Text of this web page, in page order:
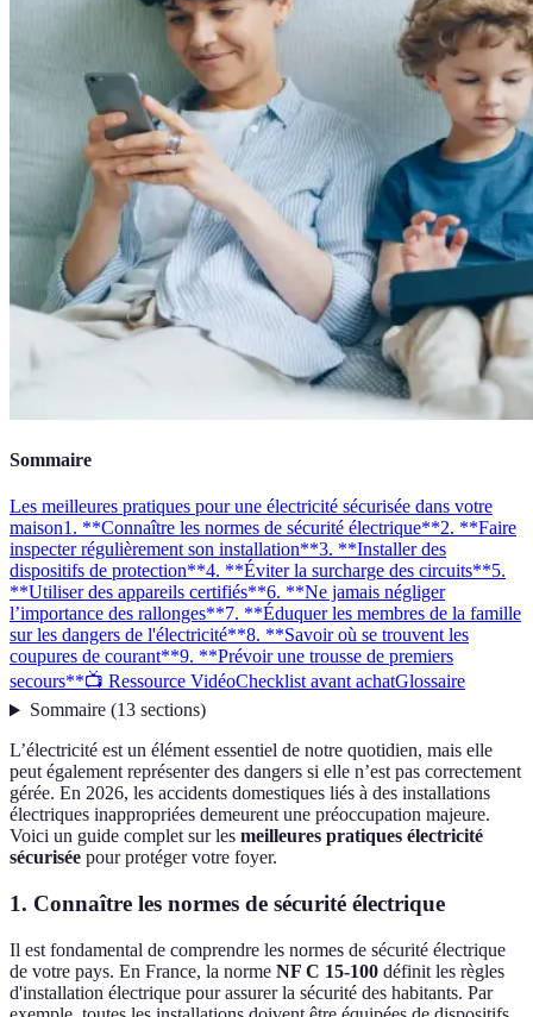
Sommaire
Les meilleures pratiques pour une électricité sécurisée dans votre
maison1. **Connaître les normes de sécurité électrique**2. **Faire
inspecter régulièrement son installation**3. **Installer des
dispositifs de protection**4. **Éviter la surcharge des circuits**5.
**Utiliser des appareils certifiés**6. **Ne jamais négliger
l’importance des rallonges**7. **Éduquer les membres de la famille
sur les dangers de l'électricité**8. **Savoir où se trouvent les
coupures de courant**9. **Prévoir une trousse de premiers
secours**📺 Ressource VidéoChecklist avant achatGlossaire
Sommaire(13 sections)
L’électricité est un élément essentiel de notre quotidien, mais elle
peut également représenter des dangers si elle n’est pas correctement
gérée. En 2026, les accidents domestiques liés à des installations
électriques inappropriées demeurent une préoccupation majeure.
Voici un guide complet sur les meilleures pratiques électricité
sécurisée pour protéger votre foyer.
1. Connaître les normes de sécurité électrique
Il est fondamental de comprendre les normes de sécurité électrique
de votre pays. En France, la norme NF C 15-100 définit les règles
d'installation électrique pour assurer la sécurité des habitants. Par